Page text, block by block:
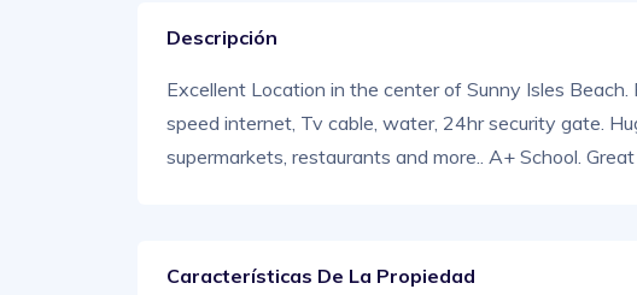
Descripción
Excellent Location in the center of Sunny Isles
speed internet, Tv cable, water, 24hr security gate.
supermarkets, restaurants and more.. A+ School.
Características De La Propiedad